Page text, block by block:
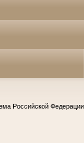
Российской